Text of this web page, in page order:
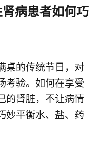
病患者如何巧
桌的传统节日，对
考验。如何在享受
的肾脏，不让病情
妙平衡水、盐、药